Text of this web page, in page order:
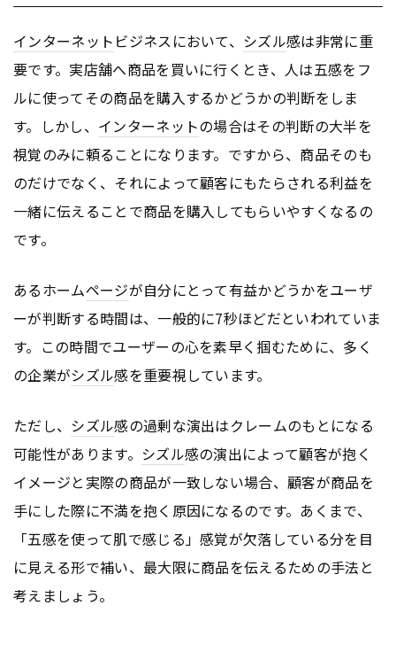
インターネット ビジネスにおいて、 シズル感は非常に重
要です。実店舗へ商品を買いに行くとき、人は五感をフ
ルに使ってその商品を購入するかどうかの判断をしま
す。しかし、 インターネットの場合はその判断の大半を
視覚のみに頼ることになります。ですから、商品そのも
のだけでなく、それによって顧客にもたらされる利益を
一緒に伝えることで商品を購入してもらいやすくなるの
です。
あるホームページが自分にとって有益かどうかをユーザ
ーが判断する時間は、一般的に7秒ほどだといわれていま
す。この時間でユーザーの心を素早く掴むために、多く
の企業がシズル感を重要視しています。
ただし、 シズル感の過剰な演出はクレームのもとになる
可能性があります。 シズル感の演出によって顧客が抱く
イメージと実際の商品が一致しない場合、顧客が商品を
手にした際に不満を抱く原因になるのです。あくまで、
「五感を使って肌で感じる」感覚が欠落している分を目
に見える形で補い、最大限に商品を伝えるための手法と
考えましょう。